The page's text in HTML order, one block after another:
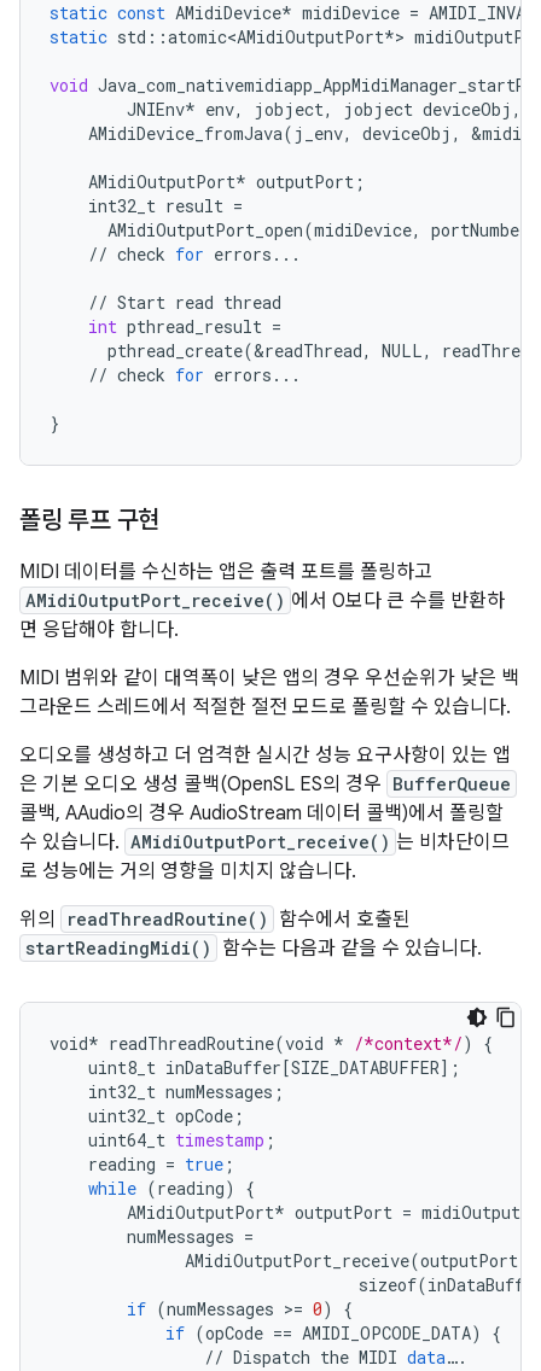
static const AMidiDevice* midiDevice =
static std ::atomic<AMidiOutputPort*>
void
JNIEnv* env, jobject, jobject deviceObj ,
AMidiDevice_fromJava( j_env, deviceObj , &
AMidiOutputPort* outputPort ;
int32_t result =
AMidiOutputPort_open(midiDevice, portNumber
// check for errors ...
// Start read thread
int pthread_result =
pthread_create(&readThread, NULL,
// check for errors ...
}
폴링 루프 구현
MIDI 데이터를 수신하는 앱은 출력 포트를 폴링하고
AMidiOutputPort_receive() 에서 0보다 큰 수를 반환하
면 응답해야 합니다.
MIDI 범위와 같이 대역폭이 낮은 앱의 경우 우선순위가 낮은 백
그라운드 스레드에서 적절한 절전 모드로 폴링할 수 있습니다.
오디오를 생성하고 더 엄격한 실시간 성능 요구사항이 있는 앱
은 기본 오디오 생성 콜백(OpenSL ES의 경우 BufferQueue
콜백, AAudio의 경우 AudioStream 데이터 콜백)에서 폴링할
수 있습니다. AMidiOutputPort_receive() 는 비차단이므
로 성능에는 거의 영향을 미치지 않습니다.
위의
readThreadRoutine() 함수에서 호출된
startReadingMidi() 함수는 다음과 같을 수 있습니다.
void* readThreadRoutine(void * /*context*/)
{
uint8_t inDataBuffer [SIZE_DATABUFFER] ;
int32_t numMessages ;
uint32_t opCode ;
uint64_t timestamp ;
reading = true ;
while (reading)
{
AMidiOutputPort* outputPort =
numMessages =
AMidiOutputPort_receive(outputPort
sizeof(
if (numMessages >= 0)
{
if (opCode == AMIDI_OPCODE_DATA)
{
// Dispatch the MIDI data….